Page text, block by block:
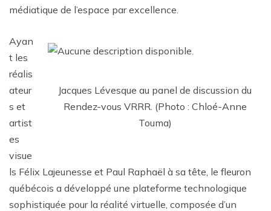
médiatique de l’espace par excellence.
Jacques Lévesque au panel de discussion du
Rendez-vous VRRR. (Photo : Chloé-Anne
Touma)
Ayan
t les
réalis
ateur
s et
artist
es
visue
ls Félix Lajeunesse et Paul Raphaël à sa tête, le fleuron
québécois a développé une plateforme technologique
sophistiquée pour la réalité virtuelle, composée d’un